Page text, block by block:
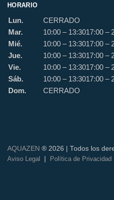
HORARIO
Lun.
CERRADO
Mar.
10:00 – 13:3017:00 –
Mié.
10:00 – 13:3017:00 –
Jue.
10:00 – 13:3017:00 –
Vie.
10:00 – 13:3017:00 –
Sáb.
10:00 – 13:3017:00 –
Dom.
CERRADO
AQUAZEN ® 2026 | Todos los
Aviso Legal
| Política de Privacidad